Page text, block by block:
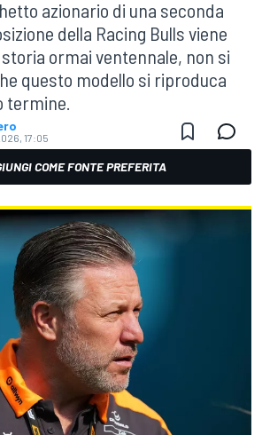
azionario di una seconda
della Racing Bulls viene
ormai ventennale, non si
questo modello si riproduca
termine.
17:05
COME FONTE PREFERITA